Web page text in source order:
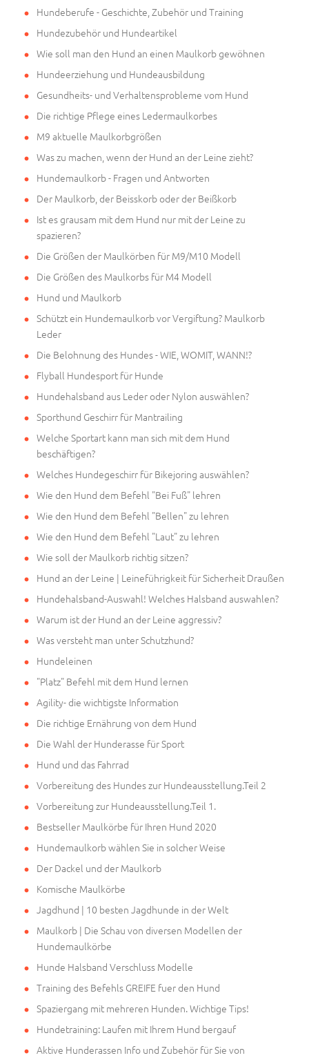
Hundeberufe - Geschichte, Zubehör und Training
Hundezubehör und Hundeartikel
Wie soll man den Hund an einen Maulkorb gewöhnen
Hundeerziehung und Hundeausbildung
Gesundheits- und Verhaltensprobleme vom Hund
Die richtige Pflege eines Ledermaulkorbes
M9 aktuelle Maulkorbgrößen
Was zu machen, wenn der Hund an der Leine zieht?
Hundemaulkorb - Fragen und Antworten
Der Maulkorb, der Beisskorb oder der Beißkorb
Ist es grausam mit dem Hund nur mit der Leine zu
spazieren?
Die Größen der Maulkörben für M9/M10 Modell
Die Größen des Maulkorbs für M4 Modell
Hund und Maulkorb
Schützt ein Hundemaulkorb vor Vergiftung? Maulkorb
Leder
Die Belohnung des Hundes - WIE, WOMIT, WANN!?
Flyball Hundesport für Hunde
Hundehalsband aus Leder oder Nylon auswählen?
Sporthund Geschirr für Mantrailing
Welche Sportart kann man sich mit dem Hund
beschäftigen?
Welches Hundegeschirr für Bikejoring auswählen?
Wie den Hund dem Befehl "Bei Fuß" lehren
Wie den Hund dem Befehl "Bellen" zu lehren
Wie den Hund dem Befehl "Laut" zu lehren
Wie soll der Maulkorb richtig sitzen?
Hund an der Leine | Leineführigkeit für Sicherheit Draußen
Hundehalsband-Auswahl! Welches Halsband auswahlen?
Warum ist der Hund an der Leine aggressiv?
Was versteht man unter Schutzhund?
Hundeleinen
"Platz" Befehl mit dem Hund lernen
Agility- die wichtigste Information
Die richtige Ernährung von dem Hund
Die Wahl der Hunderasse für Sport
Hund und das Fahrrad
Vorbereitung des Hundes zur Hundeausstellung.Teil 2
Vorbereitung zur Hundeausstellung.Teil 1.
Bestseller Maulkörbe für Ihren Hund 2020
Hundemaulkorb wählen Sie in solcher Weise
Der Dackel und der Maulkorb
Komische Maulkörbe
Jagdhund | 10 besten Jagdhunde in der Welt
Maulkorb | Die Schau von diversen Modellen der
Hundemaulkörbe
Hunde Halsband Verschluss Modelle
Training des Befehls GREIFE fuer den Hund
Spaziergang mit mehreren Hunden. Wichtige Tips!
Hundetraining: Laufen mit Ihrem Hund bergauf
Aktive Hunderassen Info und Zubehör für Sie von